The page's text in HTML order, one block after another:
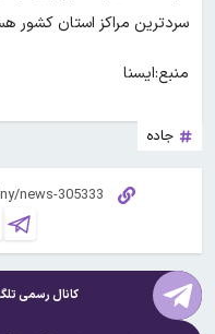
سردترین مراکز استان‌ کشور
منبع:ایسنا
جاده
کانال رسمی